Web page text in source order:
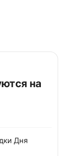
на
Дня